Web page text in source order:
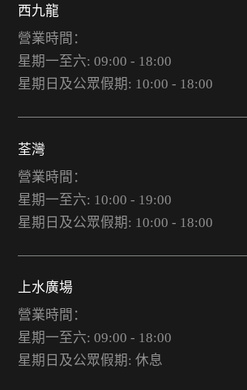
西九龍
營業時間：
星期一至六: 09:00 - 18:00
星期日及公眾假期: 10:00 - 18:00
荃灣
營業時間：
星期一至六: 10:00 - 19:00
星期日及公眾假期: 10:00 - 18:00
上水廣場
營業時間：
星期一至六: 09:00 - 18:00
星期日及公眾假期: 休息